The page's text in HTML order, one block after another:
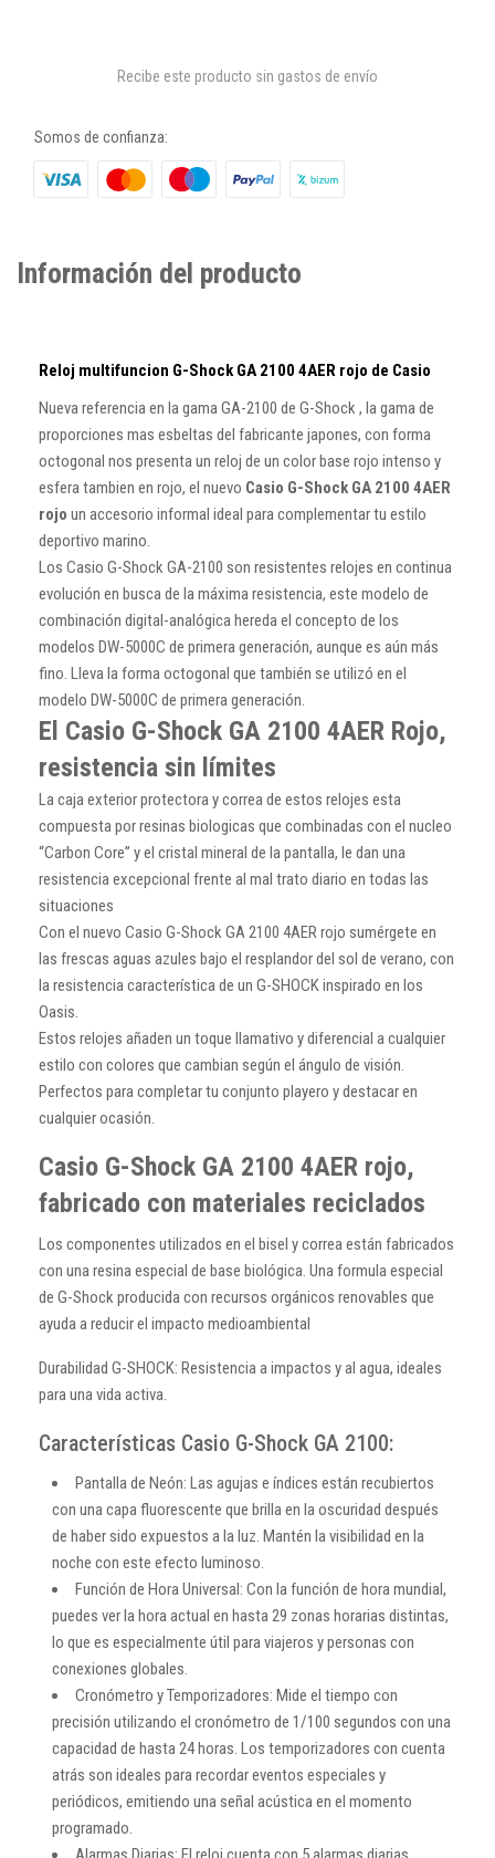
Recibe este producto sin gastos de envío
Somos de confianza:
Información del producto
Reloj multifuncion G-Shock GA 2100 4AER rojo de Casio
Nueva referencia en la gama GA-2100 de G-Shock , la gama de
proporciones mas esbeltas del fabricante japones, con forma
octogonal nos presenta un reloj de un color base rojo intenso y
esfera tambien en rojo, el nuevo Casio G-Shock GA 2100 4AER
rojo un accesorio informal ideal para complementar tu estilo
deportivo marino.
Los Casio G-Shock GA-2100 son resistentes relojes en continua
evolución en busca de la máxima resistencia, este modelo de
combinación digital-analógica hereda el concepto de los
modelos DW-5000C de primera generación, aunque es aún más
fino. Lleva la forma octogonal que también se utilizó en el
modelo DW-5000C de primera generación.
El Casio G-Shock GA 2100 4AER Rojo,
resistencia sin límites
La caja exterior protectora y correa de estos relojes esta
compuesta por resinas biologicas que combinadas con el nucleo
“Carbon Core” y el cristal mineral de la pantalla, le dan una
resistencia excepcional frente al mal trato diario en todas las
situaciones
Con el nuevo Casio G-Shock GA 2100 4AER rojo sumérgete en
las frescas aguas azules bajo el resplandor del sol de verano, con
la resistencia característica de un G-SHOCK inspirado en los
Oasis.
Estos relojes añaden un toque llamativo y diferencial a cualquier
estilo con colores que cambian según el ángulo de visión.
Perfectos para completar tu conjunto playero y destacar en
cualquier ocasión.
Casio G-Shock GA 2100 4AER rojo,
fabricado con materiales reciclados
Los componentes utilizados en el bisel y correa están fabricados
con una resina especial de base biológica. Una formula especial
de G-Shock producida con recursos orgánicos renovables que
ayuda a reducir el impacto medioambiental
Durabilidad G-SHOCK: Resistencia a impactos y al agua, ideales
para una vida activa.
Características Casio G-Shock GA 2100:
Pantalla de Neón: Las agujas e índices están recubiertos
con una capa fluorescente que brilla en la oscuridad después
de haber sido expuestos a la luz. Mantén la visibilidad en la
noche con este efecto luminoso.
Función de Hora Universal: Con la función de hora mundial,
puedes ver la hora actual en hasta 29 zonas horarias distintas,
lo que es especialmente útil para viajeros y personas con
conexiones globales.
Cronómetro y Temporizadores: Mide el tiempo con
precisión utilizando el cronómetro de 1/100 segundos con una
capacidad de hasta 24 horas. Los temporizadores con cuenta
atrás son ideales para recordar eventos especiales y
periódicos, emitiendo una señal acústica en el momento
programado.